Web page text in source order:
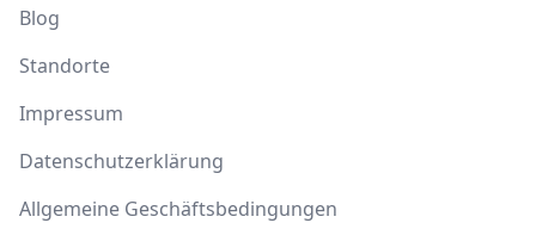
Blog
Standorte
Impressum
Datenschutzerklärung
Allgemeine Geschäftsbedingungen